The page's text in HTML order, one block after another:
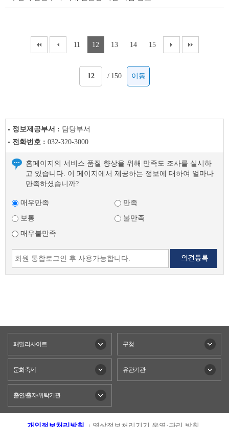
11 12 13 14 15
/ 150 이동
정보제공부서 : 담당부서
전화번호 : 032-320-3000
홈페이지의 서비스 품질 향상을 위해 만족도 조사를 실시하
고 있습니다. 이 페이지에서 제공하는 정보에 대하여 얼마나
만족하셨습니까?
매우만족
만족
보통
불만족
매우불만족
패밀리사이트 구청
문화축제 유관기관
출연/출자/위탁기관